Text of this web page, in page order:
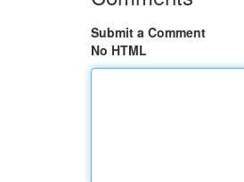
Submit a Comment
No HTML